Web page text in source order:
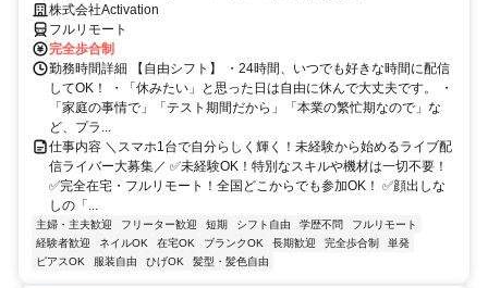
株式会社Activation
フルリモート
完全歩合制
勤務時間詳細 【自由シフト】 ・24時間、いつでも好きな時間に配信
してOK！ ・「休みたい」と思った日は自由に休んで大丈夫です。 ・
「家庭の事情で」「テスト期間だから」「本業の繁忙期なので」な
ど、プラ...
仕事内容 ＼スマホ1台で自分らしく輝く！未経験から始めるライブ配
信ライバー大募集／ ✅未経験OK！特別なスキルや機材は一切不要！
✅完全在宅・フルリモート！全国どこからでも参加OK！ ✅顔出しな
しの「...
主婦・主夫歓迎 フリーター歓迎 短期 シフト自由 学歴不問
フルリモート
経験者歓迎
ネイルOK 在宅OK ブランクOK 長期歓迎 完全歩合制
単発
ピアスOK
服装自由 ひげOK 髪型・髪色自由